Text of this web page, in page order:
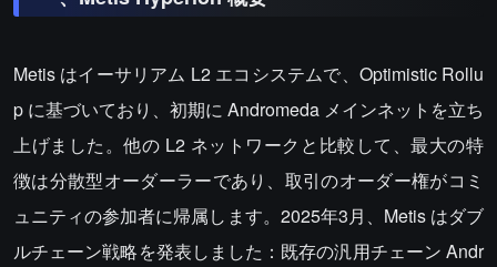
Metis はイーサリアム L2 エコシステムで、Optimistic Rollu
p に基づいており、初期に Andromeda メインネットを立ち
上げました。他の L2 ネットワークと比較して、最大の特
徴は分散型オーダーラーであり、取引のオーダー権がコミ
ュニティの参加者に帰属します。2025年3月、Metis はダブ
ルチェーン戦略を発表しました：既存の汎用チェーン Andr